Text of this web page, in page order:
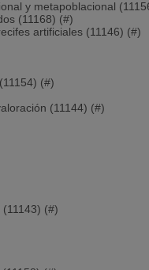
y metapoblacional
(11168) (#)
artificiales (11146) (#)
(#)
(11144) (#)
(#)